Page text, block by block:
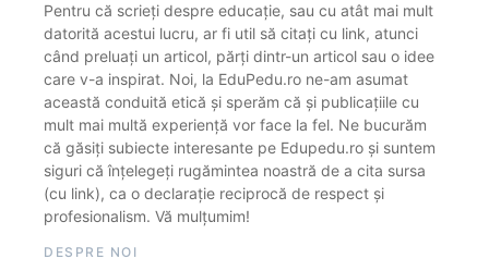
Pentru că scrieți despre educație, sau cu atât mai mult
datorită acestui lucru, ar fi util să citați cu link, atunci
când preluați un articol, părți dintr-un articol sau o idee
care v-a inspirat. Noi, la EduPedu.ro ne-am asumat
această conduită etică și sperăm că și publicațiile cu
mult mai multă experiență vor face la fel. Ne bucurăm
că găsiți subiecte interesante pe Edupedu.ro și suntem
siguri că înțelegeți rugămintea noastră de a cita sursa
(cu link), ca o declarație reciprocă de respect și
profesionalism. Vă mulțumim!
DESPRE NOI